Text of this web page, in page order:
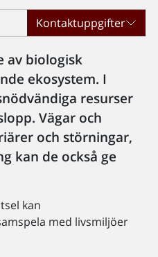
Kontaktuppgifter
av biologisk
ekosystem. I
resurser
Vägar och
och störningar,
kan de också ge
kan
med livsmiljöer